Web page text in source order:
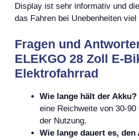
Display ist sehr informativ und
das Fahren bei Unebenheiten viel
Fragen und
ELEKGO 28 Zoll E-
Elektrofahrrad
Wie lange hält der Akku?
eine Reichweite von 30-
der Nutzung.
Wie lange dauert es, den